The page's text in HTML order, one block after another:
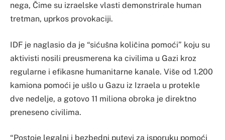
nega, Čime su izraelske vlasti demonstrirale human
tretman, uprkos provokaciji.
IDF je naglasio da je “sićušna količina pomoći” koju su
aktivisti nosili preusmerena ka civilima u Gazi kroz
regularne i efikasne humanitarne kanale. Više od 1.200
kamiona pomoći je ušlo u Gazu iz Izraela u protekle
dve nedelje, a gotovo 11 miliona obroka je direktno
preneseno civilima.
“Postoje legalni i bezbedni putevi za isporuku pomoći